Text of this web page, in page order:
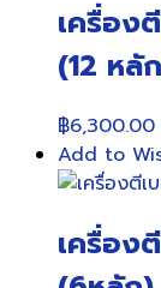
เครื่อง
(12 หลั
฿6,300.00
Add to
เครื่อง